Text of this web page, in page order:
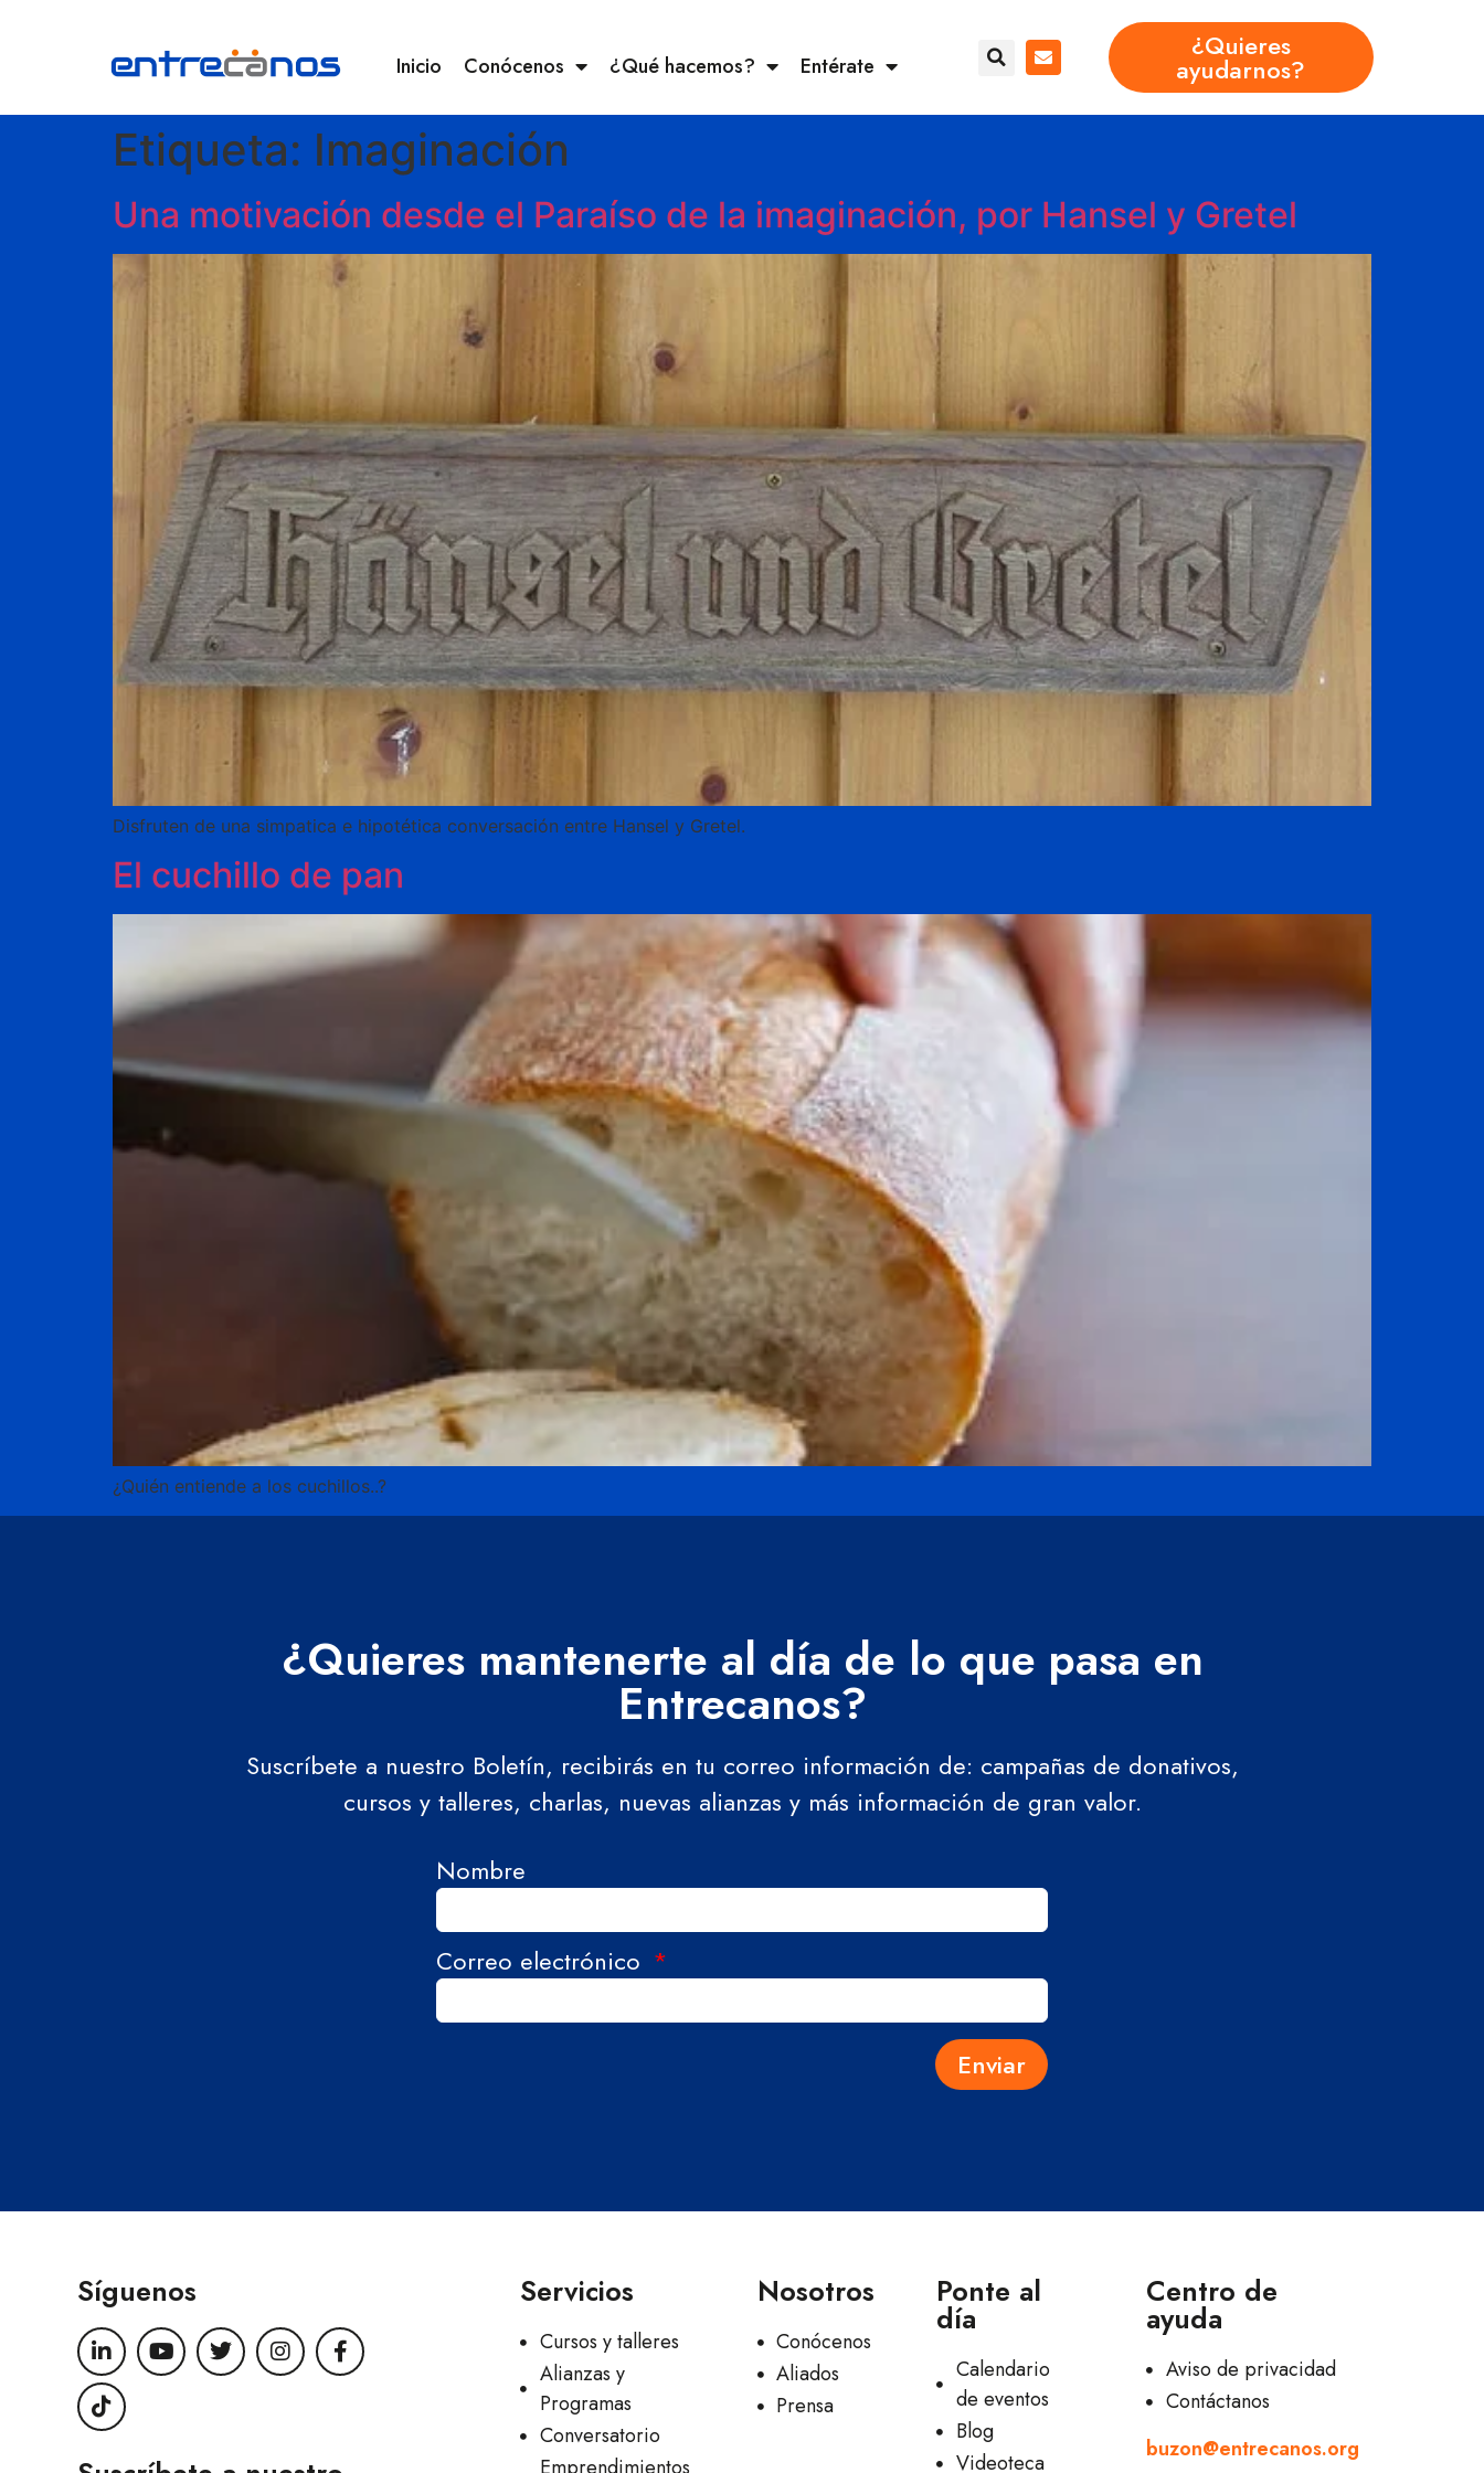
Inicio Conócenos ¿Qué hacemos? Entérate
¿Quieres
ayudarnos?
Etiqueta: Imaginación
Una motivación desde el Paraíso de la imaginación, por Hansel y Gretel
Disfruten de una simpatica e hipotética conversación entre Hansel y Gretel.
El cuchillo de pan
¿Quién entiende a los cuchillos..?
¿Quieres mantenerte al día de lo que pasa en
Entrecanos?
Suscríbete a nuestro Boletín, recibirás en tu correo información de: campañas de donativos,
cursos y talleres, charlas, nuevas alianzas y más información de gran valor.
Nombre
Correo electrónico
Enviar
Síguenos Servicios
Cursos y talleres
Alianzas y
Programas
Conversatorio
Nosotros
Conócenos
Aliados
Prensa
Ponte al
día
Calendario
de eventos
Blog
Videoteca
Centro de
ayuda
Aviso de privacidad
Contáctanos
buzon@entrecanos.org